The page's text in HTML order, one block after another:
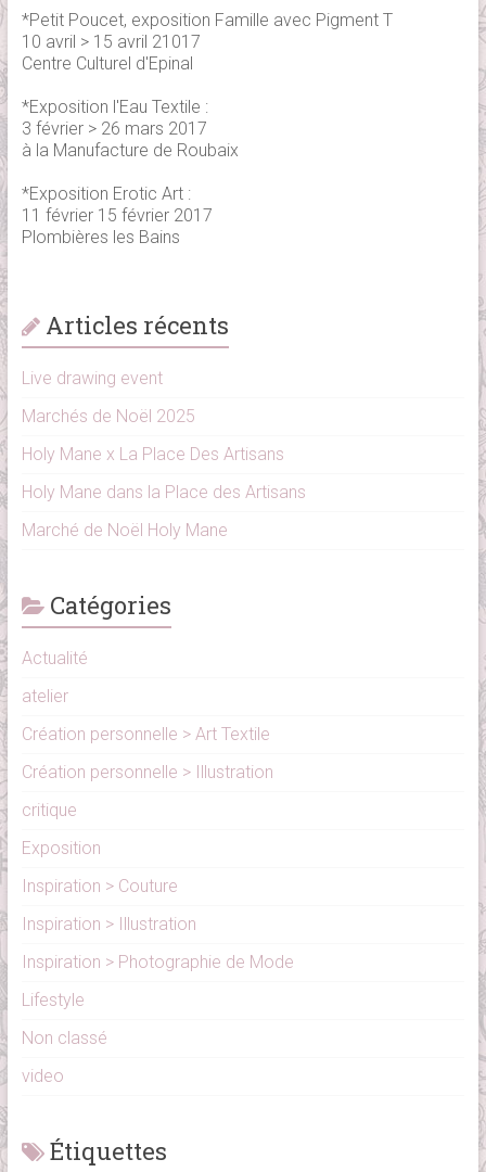
*Petit Poucet, exposition Famille avec Pigment T
10 avril > 15 avril 21017
Centre Culturel d'Epinal
*Exposition l'Eau Textile :
3 février > 26 mars 2017
à la Manufacture de Roubaix
*Exposition Erotic Art :
11 février 15 février 2017
Plombières les Bains
Articles récents
Live drawing event
Marchés de Noël 2025
Holy Mane x La Place Des Artisans
Holy Mane dans la Place des Artisans
Marché de Noël Holy Mane
Catégories
Actualité
atelier
Création personnelle > Art Textile
Création personnelle > Illustration
critique
Exposition
Inspiration > Couture
Inspiration > Illustration
Inspiration > Photographie de Mode
Lifestyle
Non classé
video
Étiquettes